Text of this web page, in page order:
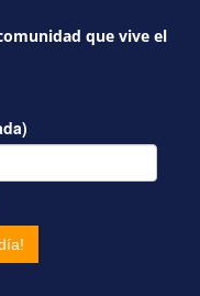
que vive el